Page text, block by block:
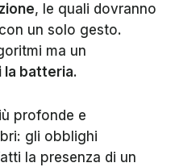
, le quali dovranno
un solo gesto.
ma un
la batteria.
profonde e
gli obblighi
la presenza di un